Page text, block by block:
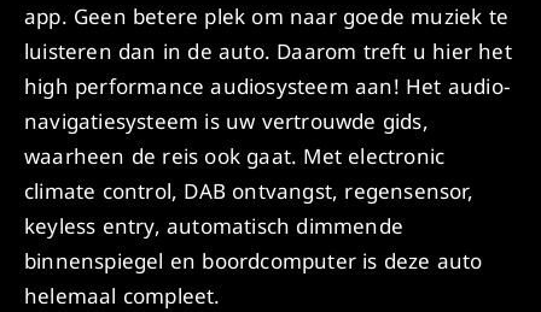
app. Geen betere plek om naar goede muziek te
luisteren dan in de auto. Daarom treft u hier het
high performance audiosysteem aan! Het audio-
navigatiesysteem is uw vertrouwde gids,
waarheen de reis ook gaat. Met electronic
climate control, DAB ontvangst, regensensor,
keyless entry, automatisch dimmende
binnenspiegel en boordcomputer is deze auto
helemaal compleet.